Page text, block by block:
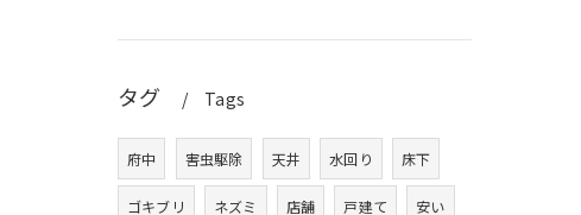
タグ Tags
府中 害虫駆除 天井 水回り 床下
ゴキブリ ネズミ 店舗 戸建て 安い